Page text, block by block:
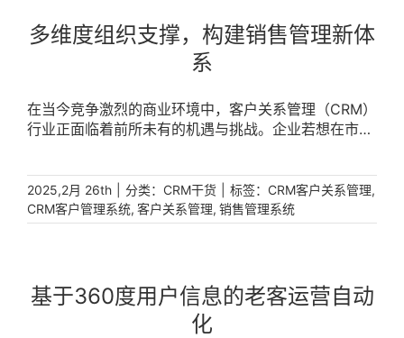
多维度组织支撑，构建销售管理新体
系
在当今竞争激烈的商业环境中，客户关系管理（CRM）
行业正面临着前所未有的机遇与挑战。企业若想在市场
能够从销售绩效、目标管理、产品及价格、线索客户资
源分配等多个方面提升销售管理效率，从而在激烈的市
场竞争中立于不败之地。 [...]
2025,2月 26th 分类： CRM干货 标签： CRM客户关系管理,
CRM客户管理系统, 客户关系管理, 销售管理系统
基于360度用户信息的老客运营自动
化